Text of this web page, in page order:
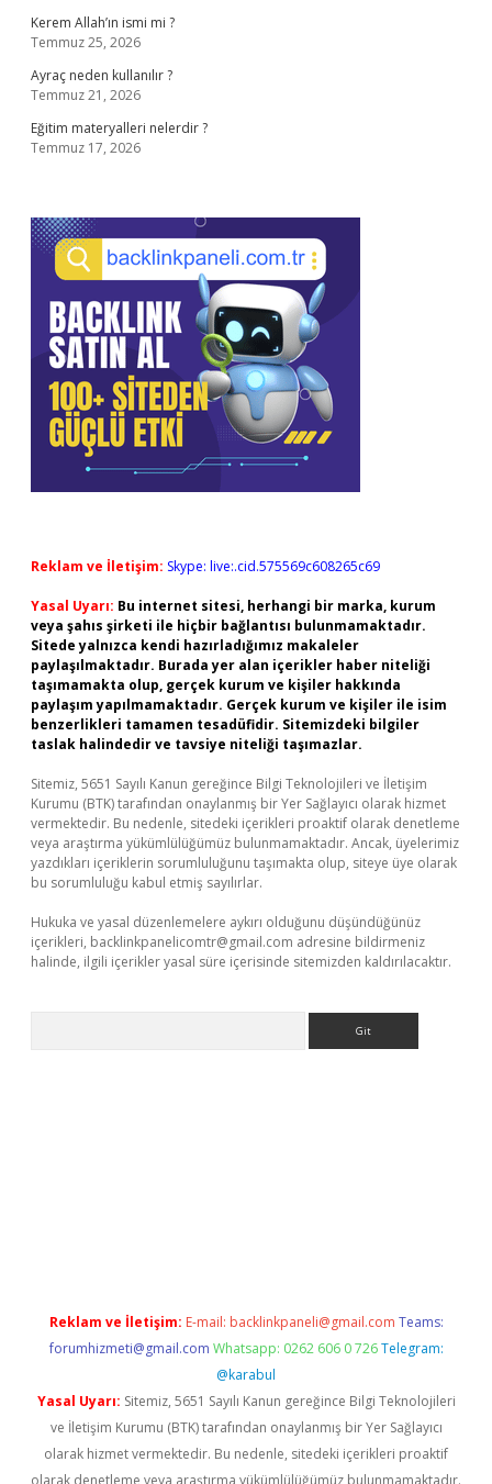
Kerem Allah’ın ismi mi ?
Temmuz 25, 2026
Ayraç neden kullanılır ?
Temmuz 21, 2026
Eğitim materyalleri nelerdir ?
Temmuz 17, 2026
Reklam ve İletişim: Skype: live:.cid.575569c608265c69
Yasal Uyarı: Bu internet sitesi, herhangi bir marka, kurum
veya şahıs şirketi ile hiçbir bağlantısı bulunmamaktadır.
Sitede yalnızca kendi hazırladığımız makaleler
paylaşılmaktadır. Burada yer alan içerikler haber niteliği
taşımamakta olup, gerçek kurum ve kişiler hakkında
paylaşım yapılmamaktadır. Gerçek kurum ve kişiler ile isim
benzerlikleri tamamen tesadüfidir. Sitemizdeki bilgiler
taslak halindedir ve tavsiye niteliği taşımazlar.
Sitemiz, 5651 Sayılı Kanun gereğince Bilgi Teknolojileri ve İletişim
Kurumu (BTK) tarafından onaylanmış bir Yer Sağlayıcı olarak hizmet
vermektedir. Bu nedenle, sitedeki içerikleri proaktif olarak denetleme
veya araştırma yükümlülüğümüz bulunmamaktadır. Ancak, üyelerimiz
yazdıkları içeriklerin sorumluluğunu taşımakta olup, siteye üye olarak
bu sorumluluğu kabul etmiş sayılırlar.
Hukuka ve yasal düzenlemelere aykırı olduğunu düşündüğünüz
içerikleri, backlinkpanelicomtr@gmail.com adresine bildirmeniz
halinde, ilgili içerikler yasal süre içerisinde sitemizden kaldırılacaktır.
Reklam ve İletişim: E-mail: backlinkpaneli@gmail.com Teams:
forumhizmeti@gmail.com Whatsapp: 0262 606 0 726 Telegram:
@karabul
Yasal Uyarı: Sitemiz, 5651 Sayılı Kanun gereğince Bilgi Teknolojileri
ve İletişim Kurumu (BTK) tarafından onaylanmış bir Yer Sağlayıcı
olarak hizmet vermektedir. Bu nedenle, sitedeki içerikleri proaktif
olarak denetleme veya araştırma yükümlülüğümüz bulunmamaktadır.